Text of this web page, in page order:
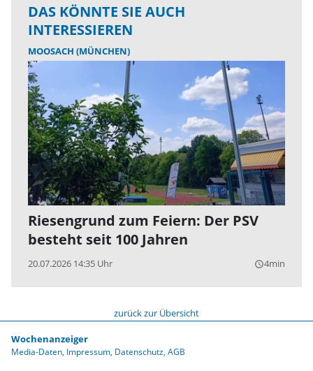
DAS KÖNNTE SIE AUCH
INTERESSIEREN
MOOSACH (MÜNCHEN)
Riesengrund zum Feiern: Der PSV
besteht seit 100 Jahren
20.07.2026 14:35 Uhr query_builder4min
zurück zur Übersicht
Wochenanzeiger
Media-Daten Impressum Datenschutz AGB